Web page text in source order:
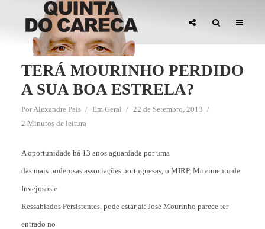
TERÁ MOURINHO PERDIDO
A SUA BOA ESTRELA?
PorAlexandre Pais Em Geral
22 de Setembro, 2013
2 Minutos de leitura
A oportunidade há 13 anos aguardada por uma
das mais poderosas associações portuguesas, o MIRP, Movimento de
Invejosos e
Ressabiados Persistentes, pode estar aí: José Mourinho parece ter
entrado no